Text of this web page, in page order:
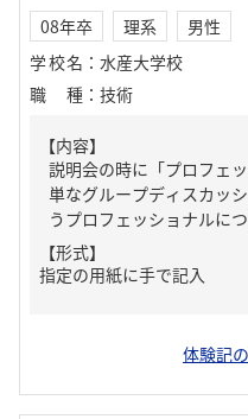
08年卒 理系
男性
学校名 ： 水産大学校
職種 ： 技術
【内容】
説明会の時に「プロフェ
単なグループディスカッ
うプロフェッショナルに
【形式】
指定の用紙に手で記入
体験記